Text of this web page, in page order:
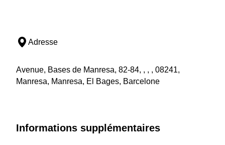
Adresse
Avenue, Bases de Manresa, 82-84, , , , 08241,
Manresa, Manresa, El Bages, Barcelone
Informations supplémentaires